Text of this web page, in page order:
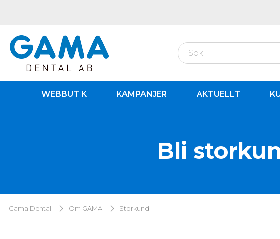
WEBBUTIK KAMPANJER AKTUELLT
Bli
Gama Dental Om GAMA Storkund